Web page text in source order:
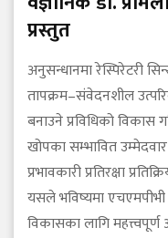
प्रस्तुत
अनुसन्धानमा रेस्पिरेटरी
तापक्रम–संवेदनशील
बनाउने प्रविधिको विकास
खोपका सम्भावित
प्रभावकारी प्रतिरक्षा
यसले भविष्यमा एचएमपीभी
विकासका लागि महत्त्वपूर्ण